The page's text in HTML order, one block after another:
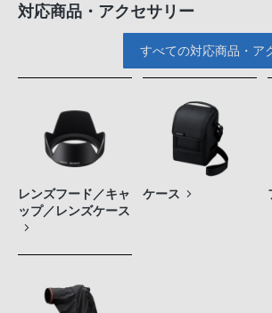
対応商品・アクセサリー
すべての対応商品・ア
レンズフード／キャ
ップ／レンズケース
ケース